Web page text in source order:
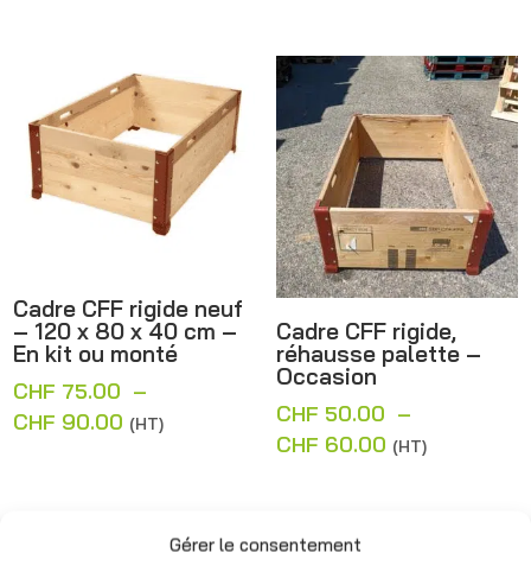
Gérer le consentement
Cadre CFF rigide neuf
– 120 x 80 x 40 cm –
En kit ou monté
CHF 75.00 –
CHF 90.00 Plage
(HT)
Cadre CFF rigide,
réhausse palette –
Occasion
CHF 50.00 –
CHF 60.00Plage
(HT)
Grande Quantité